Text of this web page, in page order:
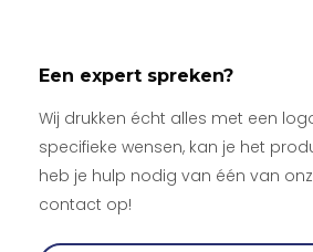
Een expert spreken?
Wij drukken écht alles met een
specifieke wensen, kan je het
heb je hulp nodig van één van
contact op!